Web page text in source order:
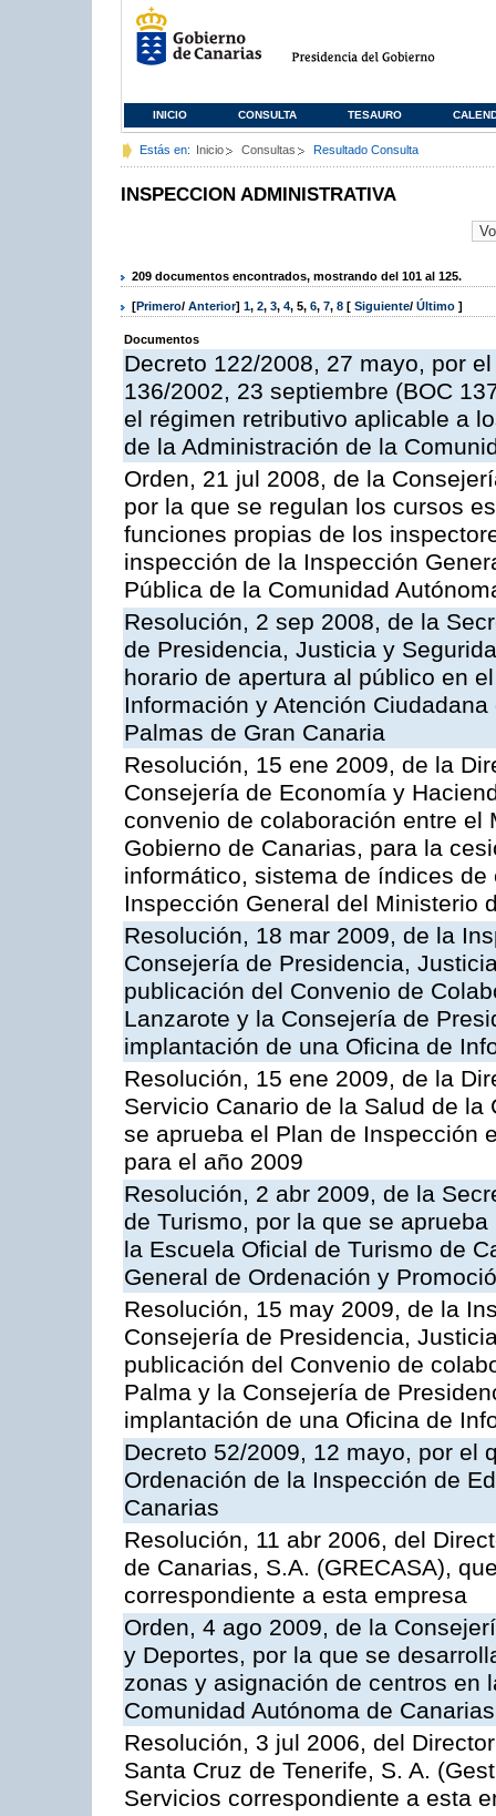
INICIO CONSULTA TESAURO
Estás en: Inicio Consultas Resultado Consulta
INSPECCION ADMINISTRATIVA
209 documentos encontrados, mostrando del 101 al 125.
[Primero/ Anterior] 1, 2, 3, 4, 5, 6, 7, 8 [ Siguiente/ Último ]
Documentos
Decreto 122/2008, 27 mayo, por
136/2002, 23 septiembre (BOC
el régimen retributivo aplicable a
de la Administración de la
Orden, 21 jul 2008, de la
por la que se regulan los cursos
funciones propias de los
inspección de la Inspección
Pública de la Comunidad
Resolución, 2 sep 2008, de la
de Presidencia, Justicia y
horario de apertura al público en
Información y Atención
Palmas de Gran Canaria
Resolución, 15 ene 2009, de la
Consejería de Economía y
convenio de colaboración entre
Gobierno de Canarias, para la
informático, sistema de índices
Inspección General del Ministerio
Resolución, 18 mar 2009, de la
Consejería de Presidencia,
publicación del Convenio de
Lanzarote y la Consejería de
implantación de una Oficina de
Resolución, 15 ene 2009, de la
Servicio Canario de la Salud de
se aprueba el Plan de Inspección
para el año 2009
Resolución, 2 abr 2009, de la
de Turismo, por la que se
la Escuela Oficial de Turismo de
General de Ordenación y
Resolución, 15 may 2009, de la
Consejería de Presidencia,
publicación del Convenio de
Palma y la Consejería de
implantación de una Oficina de
Decreto 52/2009, 12 mayo, por el
Ordenación de la Inspección de
Canarias
Resolución, 11 abr 2006, del
de Canarias, S.A. (GRECASA),
correspondiente a esta empresa
Orden, 4 ago 2009, de la
y Deportes, por la que se
zonas y asignación de centros en
Comunidad Autónoma de Canarias
Resolución, 3 jul 2006, del
Santa Cruz de Tenerife, S. A.
Servicios correspondiente a esta